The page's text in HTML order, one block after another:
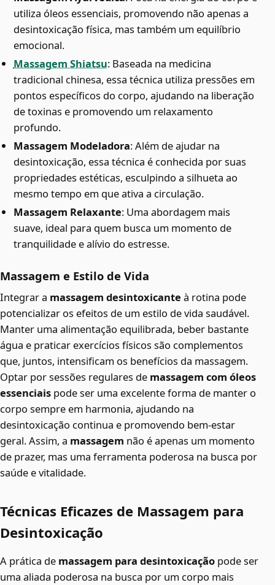
utiliza óleos essenciais, promovendo não apenas a
desintoxicação física, mas também um equilíbrio
emocional.
Massagem Shiatsu: Baseada na medicina
tradicional chinesa, essa técnica utiliza pressões em
pontos específicos do corpo, ajudando na liberação
de toxinas e promovendo um relaxamento
profundo.
Massagem Modeladora: Além de ajudar na
desintoxicação, essa técnica é conhecida por suas
propriedades estéticas, esculpindo a silhueta ao
mesmo tempo em que ativa a circulação.
Massagem Relaxante: Uma abordagem mais
suave, ideal para quem busca um momento de
tranquilidade e alívio do estresse.
Massagem e Estilo de Vida
Integrar a massagem desintoxicante à rotina pode
potencializar os efeitos de um estilo de vida saudável.
Manter uma alimentação equilibrada, beber bastante
água e praticar exercícios físicos são complementos
que, juntos, intensificam os benefícios da massagem.
Optar por sessões regulares de massagem com óleos
essenciais pode ser uma excelente forma de manter o
corpo sempre em harmonia, ajudando na
desintoxicação continua e promovendo bem-estar
geral. Assim, a massagem não é apenas um momento
de prazer, mas uma ferramenta poderosa na busca por
saúde e vitalidade.
Técnicas Eficazes de Massagem para
Desintoxicação
A prática de massagem para desintoxicação pode ser
uma aliada poderosa na busca por um corpo mais